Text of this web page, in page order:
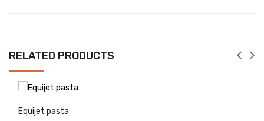
RELATED PRODUCTS
Equijet pasta